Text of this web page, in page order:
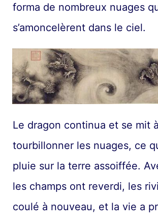
forma de nombreux nuages
s’amoncelèrent dans le ciel.
Le dragon continua et se mit
tourbillonner les nuages, ce
pluie sur la terre assoiffée.
les champs ont reverdi, les
coulé à nouveau, et la vie a